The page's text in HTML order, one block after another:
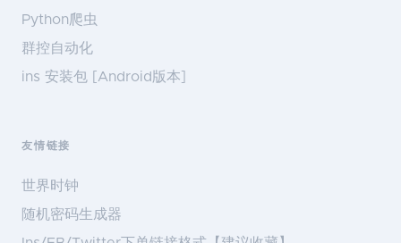
Python爬虫
群控自动化
ins 安装包 [Android版本]
友情链接
世界时钟
随机密码生成器